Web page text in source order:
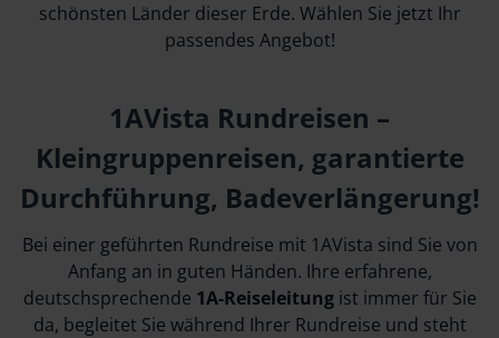
schönsten Länder dieser Erde. Wählen Sie jetzt Ihr
passendes Angebot!
1AVista Rundreisen –
Kleingruppenreisen, garantierte
Durchführung, Badeverlängerung!
Bei einer geführten Rundreise mit 1AVista sind Sie von
Anfang an in guten Händen. Ihre erfahrene,
deutschsprechende 1A-Reiseleitungist immer für Sie
da, begleitet Sie während Ihrer Rundreise und steht